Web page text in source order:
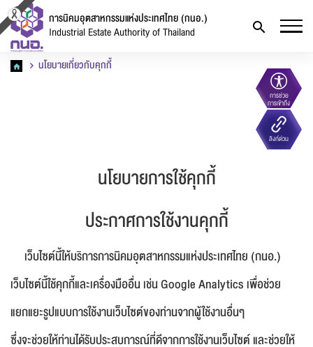
การนิคมอุตสาหกรรมแห่งประเทศไทย (กนอ.)
Industrial Estate Authority of Thailand
การช่วย
การเข้าถึง
ลิงก์ด่วน
นโยบายเกี่ยวกับคุกกี้
นโยบายการใช้คุกกี้
ประกาศการใช้งานคุกกี้
เว็บไซต์นี้ให้บริการการนิคมอุตสาหกรรมแห่งประเทศไทย (กนอ.)
เว็บไซต์นี้ใช้คุกกี้และเครื่องมืออื่น เช่น Google Analytics เพื่อช่วย
แยกแยะรูปแบบการใช้งานเว็บไซต์ของท่านจากผู้ใช้งานอื่นๆ
ซึ่งจะช่วยให้ท่านได้รับประสบการณ์ที่ดีจากการใช้งานเว็บไซต์ และช่วยให้
แบบฟอร์มการติดต่อ